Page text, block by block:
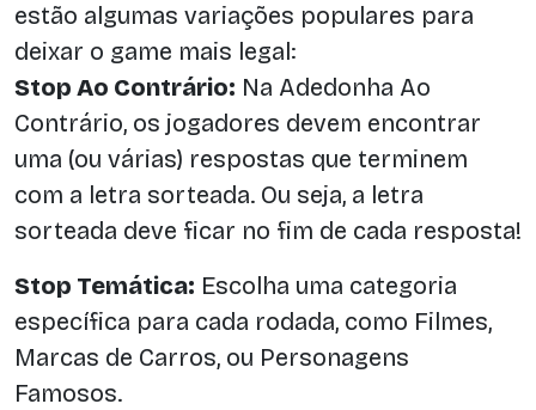
estão algumas variações populares para
deixar o game mais legal:
Stop Ao Contrário: Na Adedonha Ao
Contrário, os jogadores devem encontrar
uma (ou várias) respostas que terminem
com a letra sorteada. Ou seja, a letra
sorteada deve ficar no fim de cada resposta!
Stop Temática: Escolha uma categoria
específica para cada rodada, como Filmes,
Marcas de Carros, ou Personagens
Famosos.